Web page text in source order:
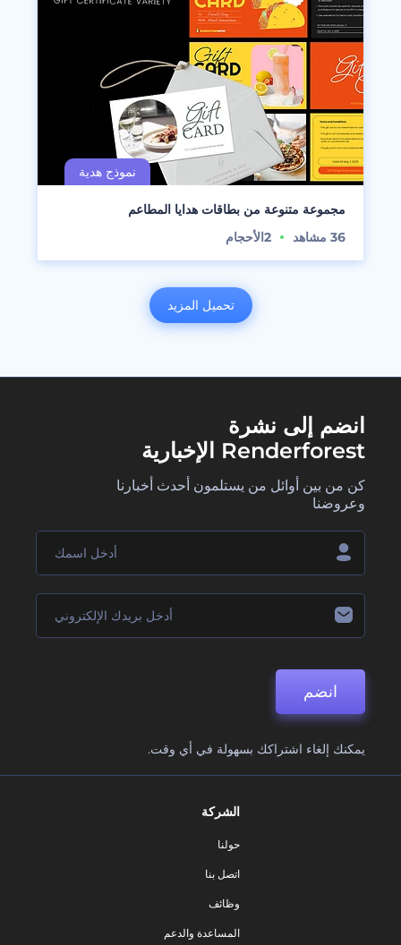
مجموعة متنوعة من بطاقات هدايا المطاعم
36 مشاهد 2الأحجام
تحميل المزيد
انضم إلى نشرة
Renderforest الإخبارية
كن من بين أوائل من يستلمون أحدث أخبارنا
وعروضنا
انضم
يمكنك إلغاء اشتراكك بسهولة في أي وقت.
الشركة
حولنا
اتصل بنا
وظائف
المساعدة والدعم